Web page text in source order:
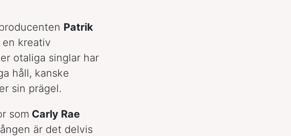
Patrik
en kreativ
otaliga singlar har
håll, kanske
sin prägel.
som Carly Rae
är det delvis